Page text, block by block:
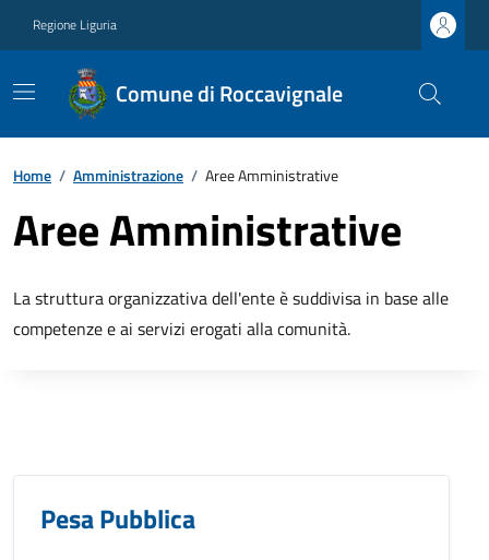
Regione Liguria
Comune di Roccavignale
Home / Amministrazione / Aree Amministrative
Aree Amministrative
La struttura organizzativa dell'ente è suddivisa in base alle
competenze e ai servizi erogati alla comunità.
Pesa Pubblica